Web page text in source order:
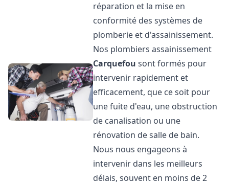
réparation et la mise en
conformité des systèmes de
plomberie et d'assainissement.
Nos plombiers assainissement
Carquefou sont formés pour
intervenir rapidement et
efficacement, que ce soit pour
une fuite d'eau, une obstruction
de canalisation ou une
rénovation de salle de bain.
Nous nous engageons à
intervenir dans les meilleurs
délais, souvent en moins de 2